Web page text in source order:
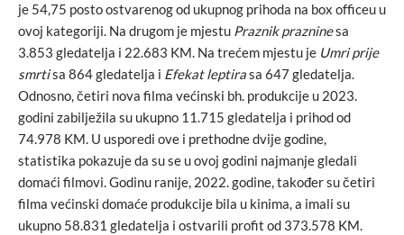
je 54,75 posto ostvarenog od ukupnog prihoda na box officeu u
ovoj kategoriji. Na drugom je mjestu Praznik prazninesa
3.853 gledatelja i 22.683 KM. Na trećem mjestu je Umri prije
smrtisa 864 gledatelja i Efekat leptirasa 647 gledatelja.
Odnosno, četiri nova filma većinski bh. produkcije u 2023.
godini zabilježila su ukupno 11.715 gledatelja i prihod od
74.978 KM. U usporedi ove i prethodne dvije godine,
statistika pokazuje da su se u ovoj godini najmanje gledali
domaći filmovi. Godinu ranije, 2022. godine, također su četiri
filma većinski domaće produkcije bila u kinima, a imali su
ukupno 58.831 gledatelja i ostvarili profit od 373.578 KM.